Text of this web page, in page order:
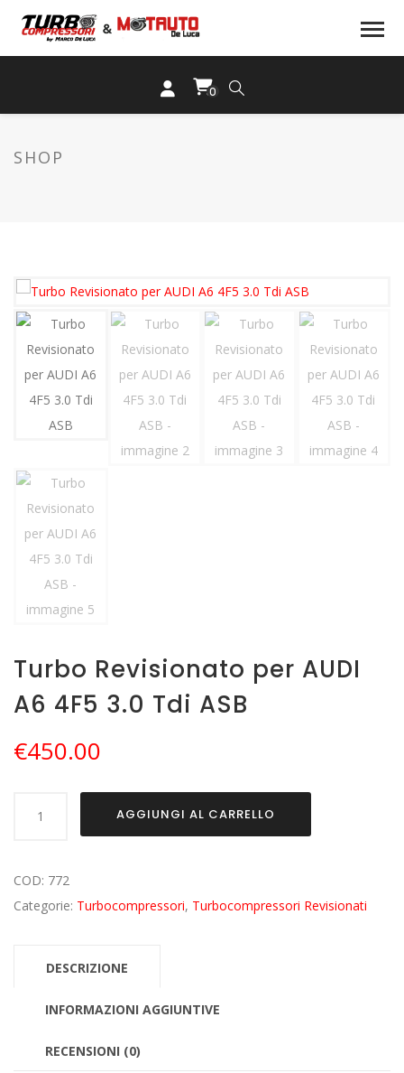
0
SHOP
Turbo Revisionato per AUDI
A6 4F5 3.0 Tdi ASB
€450.00
AUDI
A6
AGGIUNGI AL CARRELLO
COD: 772
Categorie: Turbocompressori, Turbocompressori Revisionati
DESCRIZIONE
INFORMAZIONI AGGIUNTIVE
RECENSIONI (0)